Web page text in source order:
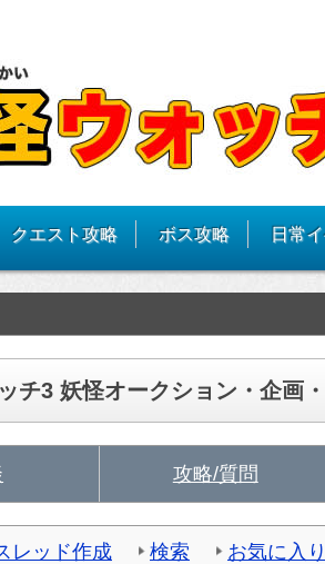
クエスト攻略 ボス攻略 日常
チ3 妖怪オークション・企画
攻略/質問
レッド作成 検索 お気に入